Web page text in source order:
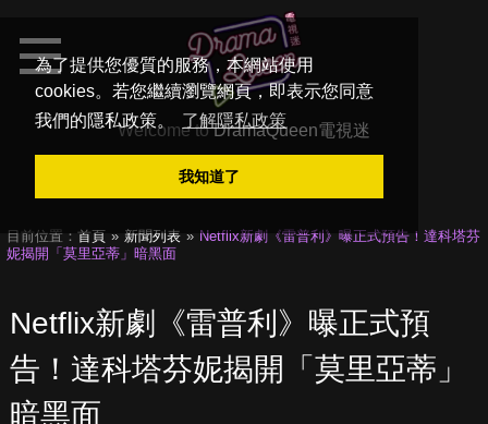
為了提供您優質的服務，本網站使用
cookies。若您繼續瀏覽網頁，即表示您同意
我們的隱私政策。
了解隱私政策
我知道了
Welcome toDramaQueen電視迷
目前位置： 首頁 新聞列表
Netflix新劇《雷普利》曝正式預告！達科塔芬
妮揭開「莫里亞蒂」暗黑面
Netflix新劇《雷普利》曝正式預
告！達科塔芬妮揭開「莫里亞蒂」
暗黑面